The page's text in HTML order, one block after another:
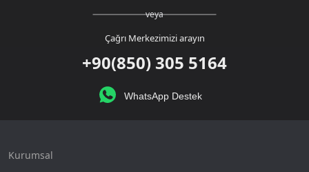
veya
Çağrı Merkezimizi arayın
+90(850) 305 5164
WhatsApp Destek
Kurumsal